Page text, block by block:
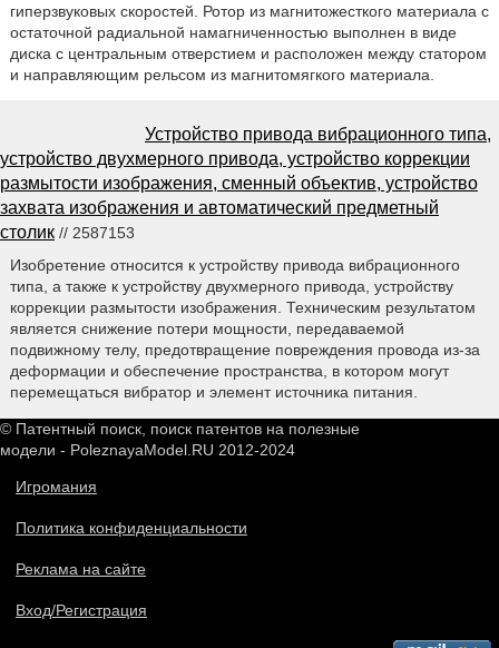
гиперзвуковых скоростей. Ротор из магнитожесткого материала с
остаточной радиальной намагниченностью выполнен в виде
диска с центральным отверстием и расположен между статором
и направляющим рельсом из магнитомягкого материала.
Устройство привода вибрационного типа,
устройство двухмерного привода, устройство коррекции
размытости изображения, сменный объектив, устройство
захвата изображения и автоматический предметный
столик // 2587153
Изобретение относится к устройству привода вибрационного
типа, а также к устройству двухмерного привода, устройству
коррекции размытости изображения. Техническим результатом
является снижение потери мощности, передаваемой
подвижному телу, предотвращение повреждения провода из-за
деформации и обеспечение пространства, в котором могут
перемещаться вибратор и элемент источника питания.
© Патентный поиск, поиск патентов на полезные
модели - PoleznayaModel.RU 2012-2024
Игромания
Политика конфиденциальности
Реклама на сайте
Вход/Регистрация